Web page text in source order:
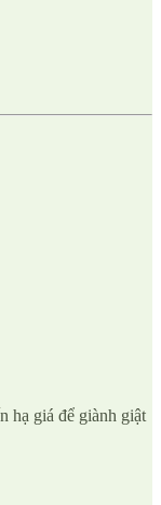
hạ giá để giành giật